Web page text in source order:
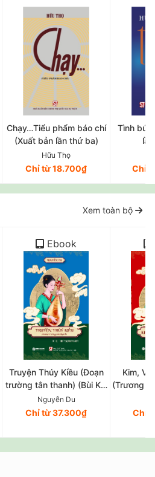
Chạy…Tiểu phẩm báo chí
(Xuất bản lần thứ ba)
Hữu Thọ
Chỉ từ 18.700₫
Tình bút
Chỉ
Xem toàn bộ
Ebook
Truyện Thúy Kiều (Đoạn
trường tân thanh) (Bùi Kỷ,
Trần Trọng Kim hiệu khảo)
Nguyễn Du
Chỉ từ 37.300₫
Kim,
(Trương
Chỉ